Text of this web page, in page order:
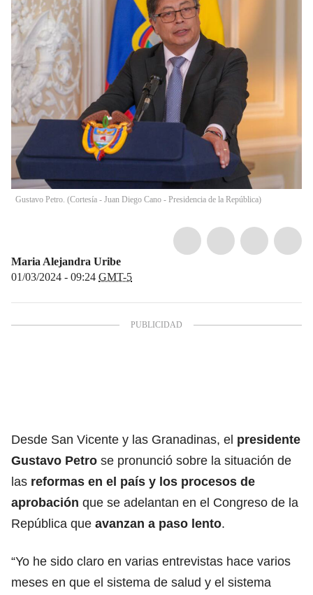
Gustavo Petro. (Cortesía - Juan Diego Cano - Presidencia de la República)
Maria Alejandra Uribe
01/03/2024 - 09:24 GMT-5
Desde San Vicente y las Granadinas, el presidente
Gustavo Petro se pronunció sobre la situación de
las reformas en el país y los procesos de
aprobación que se adelantan en el Congreso de la
República que avanzan a paso lento.
“Yo he sido claro en varias entrevistas hace varios
meses en que el sistema de salud y el sistema